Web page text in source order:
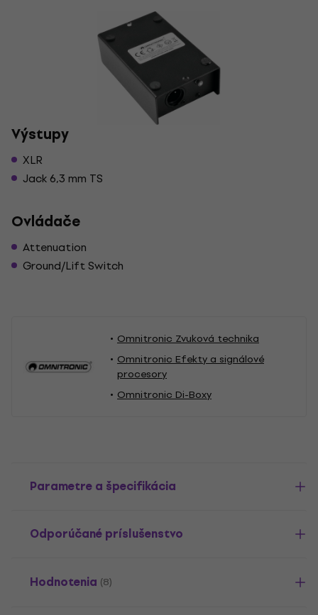
Výstupy
XLR
Jack 6,3 mm TS
Ovládače
Attenuation
Ground/Lift Switch
Omnitronic Zvuková technika
Omnitronic Efekty a signálové
procesory
Omnitronic Di-Boxy
Parametre a špecifikácia
Odporúčané príslušenstvo
Hodnotenia (8)